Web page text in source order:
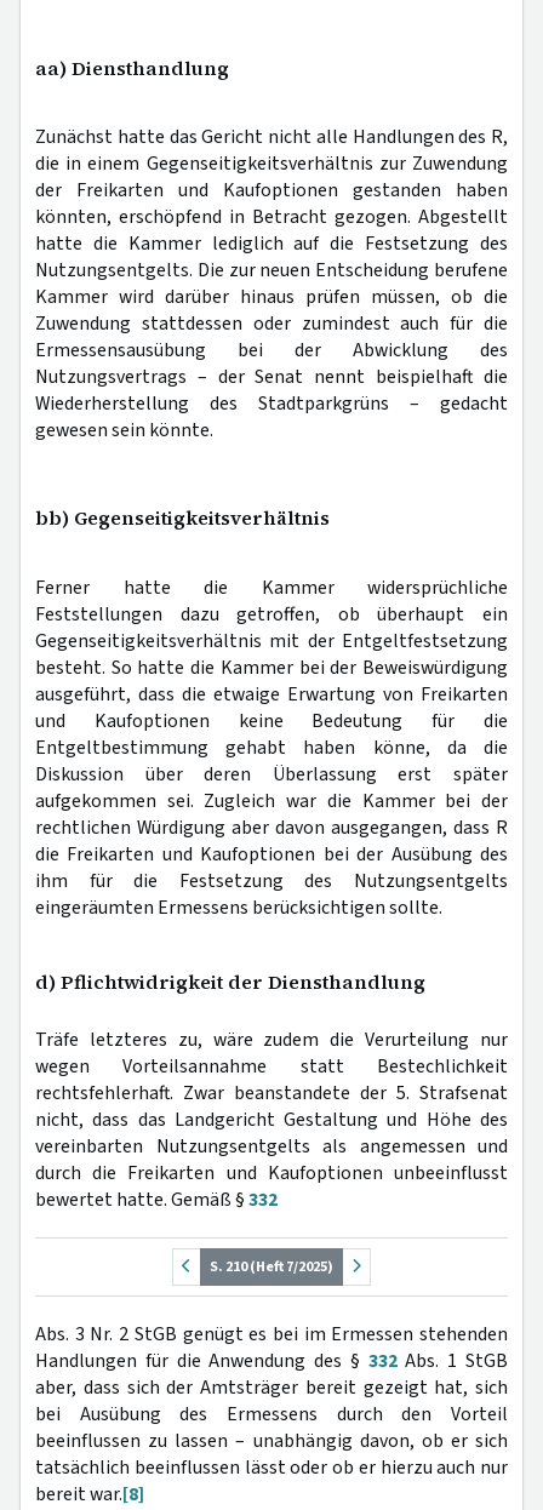
aa) Diensthandlung
Zunächst hatte das Gericht nicht alle Handlungen des R,
die in einem Gegenseitigkeitsverhältnis zur Zuwendung
der Freikarten und Kaufoptionen gestanden haben
könnten, erschöpfend in Betracht gezogen. Abgestellt
hatte die Kammer lediglich auf die Festsetzung des
Nutzungsentgelts. Die zur neuen Entscheidung berufene
Kammer wird darüber hinaus prüfen müssen, ob die
Zuwendung stattdessen oder zumindest auch für die
Ermessensausübung bei der Abwicklung des
Nutzungsvertrags – der Senat nennt beispielhaft die
Wiederherstellung des Stadtparkgrüns – gedacht
gewesen sein könnte.
bb) Gegenseitigkeitsverhältnis
Ferner hatte die Kammer widersprüchliche
Feststellungen dazu getroffen, ob überhaupt ein
Gegenseitigkeitsverhältnis mit der Entgeltfestsetzung
besteht. So hatte die Kammer bei der Beweiswürdigung
ausgeführt, dass die etwaige Erwartung von Freikarten
und Kaufoptionen keine Bedeutung für die
Entgeltbestimmung gehabt haben könne, da die
Diskussion über deren Überlassung erst später
aufgekommen sei. Zugleich war die Kammer bei der
rechtlichen Würdigung aber davon ausgegangen, dass R
die Freikarten und Kaufoptionen bei der Ausübung des
ihm für die Festsetzung des Nutzungsentgelts
eingeräumten Ermessens berücksichtigen sollte.
d) Pflichtwidrigkeit der Diensthandlung
Träfe letzteres zu, wäre zudem die Verurteilung nur
wegen Vorteilsannahme statt Bestechlichkeit
rechtsfehlerhaft. Zwar beanstandete der 5. Strafsenat
nicht, dass das Landgericht Gestaltung und Höhe des
vereinbarten Nutzungsentgelts als angemessen und
durch die Freikarten und Kaufoptionen unbeeinflusst
bewertet hatte. Gemäß §332
S. 210 (Heft 7/2025)
Abs. 3 Nr. 2 StGB genügt es bei im Ermessen stehenden
Handlungen für die Anwendung des § 332Abs. 1 StGB
aber, dass sich der Amtsträger bereit gezeigt hat, sich
bei Ausübung des Ermessens durch den Vorteil
beeinflussen zu lassen – unabhängig davon, ob er sich
tatsächlich beeinflussen lässt oder ob er hierzu auch nur
bereit war.[8]